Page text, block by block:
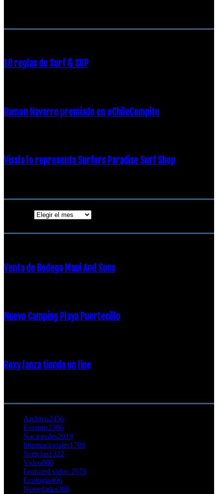
10 reglas de Surf & SUP
Ramon Navarro premiado en #ChileCompite
Vissla lo representa Surfers Paradise Surf Shop
Venta de Bodega Maui And Sons
Nuevo Camping Playa Puertecillo
Roxy lanza tienda on line
Archivo2456
Eventos2386
Nacionales2019
Internacionales1709
Noticias1322
Video880
Featured video 2579
Ecología406
Novedades366